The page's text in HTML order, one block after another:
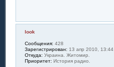
look
Сообщения: 428
Зарегистрирован: 13 апр 2010, 13:44
Откуда: Украина. Житомир.
Приоритет: История радио.